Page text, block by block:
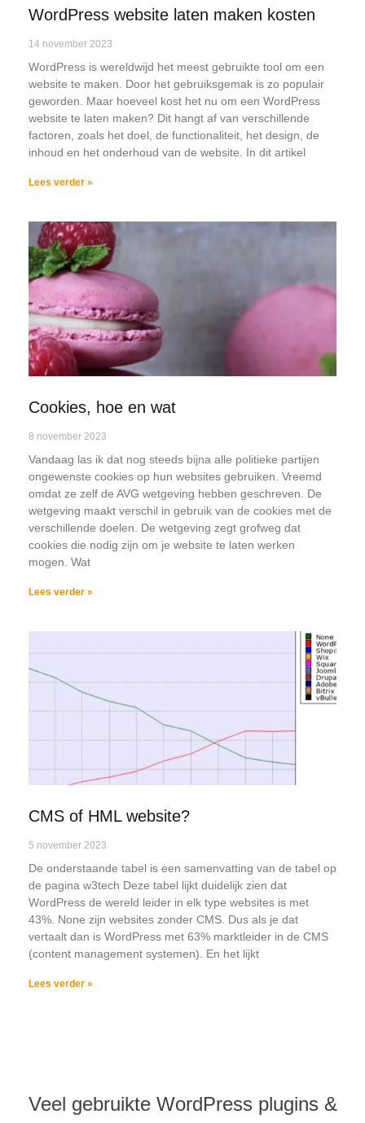
WordPress website laten maken kosten
14 november 2023
WordPress is wereldwijd het meest gebruikte tool om een
website te maken. Door het gebruiksgemak is zo populair
geworden. Maar hoeveel kost het nu om een WordPress
website te laten maken? Dit hangt af van verschillende
factoren, zoals het doel, de functionaliteit, het design, de
inhoud en het onderhoud van de website. In dit artikel
Lees verder »
Cookies, hoe en wat
8 november 2023
Vandaag las ik dat nog steeds bijna alle politieke partijen
ongewenste cookies op hun websites gebruiken. Vreemd
omdat ze zelf de AVG wetgeving hebben geschreven. De
wetgeving maakt verschil in gebruik van de cookies met de
verschillende doelen. De wetgeving zegt grofweg dat
cookies die nodig zijn om je website te laten werken
mogen. Wat
Lees verder »
CMS of HML website?
5 november 2023
De onderstaande tabel is een samenvatting van de tabel op
de pagina w3tech Deze tabel lijkt duidelijk zien dat
WordPress de wereld leider in elk type websites is met
43%. None zijn websites zonder CMS. Dus als je dat
vertaalt dan is WordPress met 63% marktleider in de CMS
(content management systemen). En het lijkt
Lees verder »
Veel gebruikte WordPress plugins &